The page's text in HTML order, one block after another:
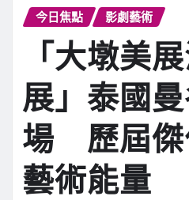
今日焦點 影劇藝術
「大墩美
展」泰國
場 歷屆傑
藝術能量